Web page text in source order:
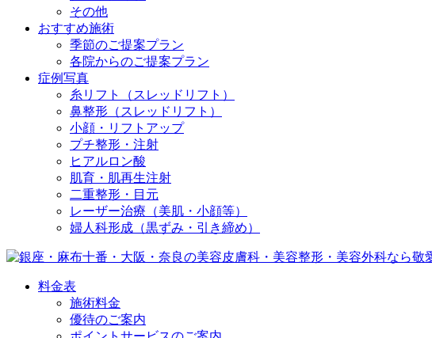
その他
おすすめ施術
季節のご提案プラン
各院からのご提案プラン
症例写真
糸リフト（スレッドリフト）
鼻整形（スレッドリフト）
小顔・リフトアップ
プチ整形・注射
ヒアルロン酸
肌育・肌再生注射
二重整形・目元
レーザー治療（美肌・小顔等）
婦人科形成（黒ずみ・引き締め）
料金表
施術料金
優待のご案内